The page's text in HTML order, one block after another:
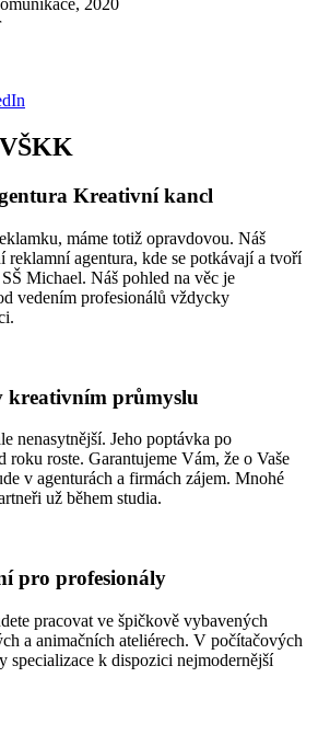
2020
Kreativní kancl
máme totiž opravdovou. Náš
agentura, kde se potkávají a tvoří
Michael. Náš pohled na věc je
vedením profesionálů vždycky
kreativním průmyslu
nenasytnější. Jeho poptávka po
roku roste. Garantujeme Vám, že o Vaše
v agenturách a firmách zájem. Mnohé
už během studia.
pro profesionály
pracovat ve špičkově vybavených
a animačních ateliérech. V počítačových
specializace k dispozici nejmodernější